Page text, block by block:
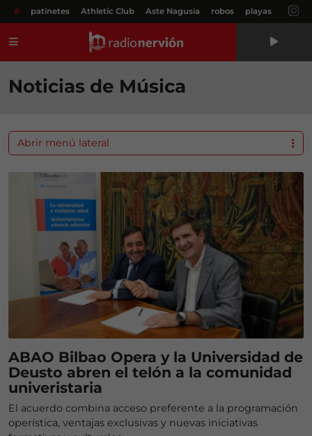
# patinetes Athletic Club Aste Nagusia robos playas
Noticias de Música
ABAO Bilbao Opera y la Universidad de
Deusto abren el telón a la comunidad
univeristaria
El acuerdo combina acceso preferente a la programación
operística, ventajas exclusivas y nuevas iniciativas
Abrir menú lateral